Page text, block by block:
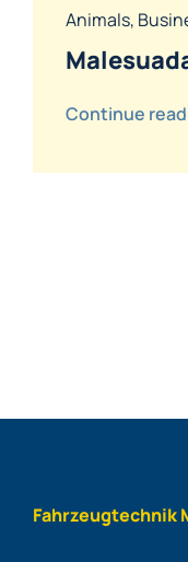
Animals,
Continue
Fahrzeugtechnik